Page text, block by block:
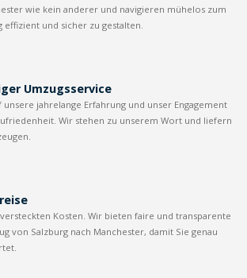
wie kein anderer und navigieren mühelos zum
effizient und sicher zu gestalten.
Umzugsservice
unsere jahrelange Erfahrung und unser Engagement
Wir stehen zu unserem Wort und liefern
Kosten. Wir bieten faire und transparente
von Salzburg nach Manchester, damit Sie genau